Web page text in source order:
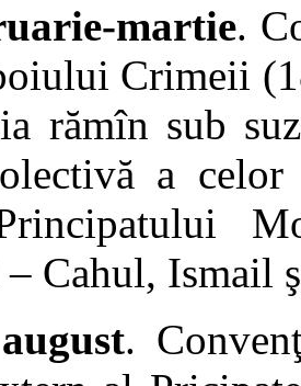
martie.
Crimeii
rămîn sub
a
– Cahul, Ismail
.